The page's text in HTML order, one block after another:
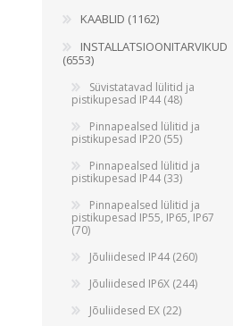
Alumiiniumkaablid ja -juhtmed
Vaskkaablid ja -juhtmed
Painduvad kontrollkaablid
Nõrkvoolukaablid
KAABLID (1162)
INSTALLATSIOONITARVIKUD
(6553)
Süvistatavad lülitid ja
pistikupesad IP44 (48)
Pinnapealsed lülitid ja
pistikupesad IP20 (55)
Pinnapealsed lülitid ja
pistikupesad IP44 (33)
Pinnapealsed lülitid ja
pistikupesad IP55, IP65, IP67
(70)
Jõuliidesed IP44 (260)
Jõuliidesed IP6X (244)
Jõuliidesed EX (22)